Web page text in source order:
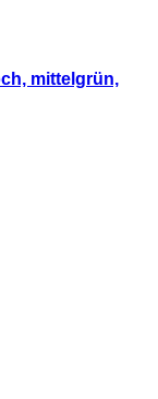
mittelgrün,